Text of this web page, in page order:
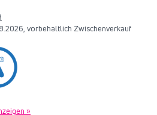
vorbehaltlich Zwischenverkauf
»